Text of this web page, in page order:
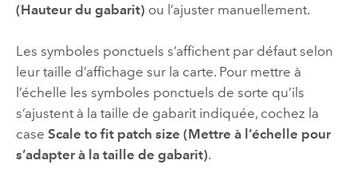
(Hauteur du gabarit) ou l’ajuster manuellement.
Les symboles ponctuels s’affichent par défaut selon
leur taille d’affichage sur la carte. Pour mettre à
l’échelle les symboles ponctuels de sorte qu’ils
s’ajustent à la taille de gabarit indiquée, cochez la
case Scale to fit patch size (Mettre à l’échelle pour
s’adapter à la taille de gabarit).